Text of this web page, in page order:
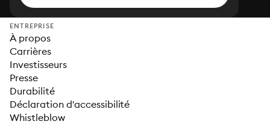
ENTREPRISE
À propos
Carrières
Investisseurs
Presse
Durabilité
Déclaration d'accessibilité
Whistleblow